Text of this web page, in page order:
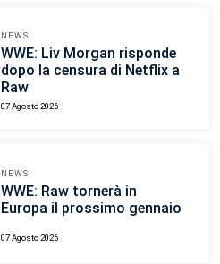
NEWS
WWE: Liv Morgan risponde
dopo la censura di Netflix a
Raw
07 Agosto 2026
NEWS
WWE: Raw tornerà in
Europa il prossimo gennaio
07 Agosto 2026